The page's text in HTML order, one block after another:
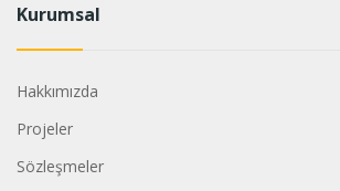
Kurumsal
Hakkımızda
Projeler
Sözleşmeler